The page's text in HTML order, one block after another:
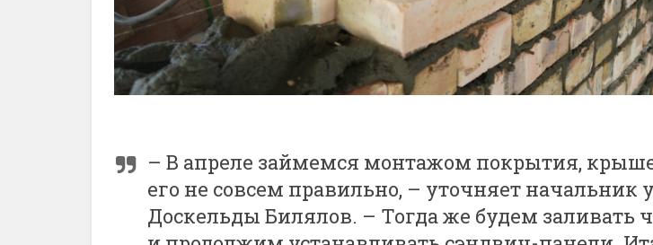
– В апреле займемся монтажом покрытия,
его не совсем правильно, – уточняет начальник
Доскельды Билялов. – Тогда же будем заливать